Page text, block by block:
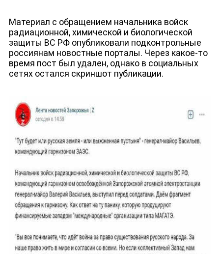
ДЕПУТАТЫ К СЪЕЗДУ
Материал с обращением начальника войск
радиационной, химической и биологической
защиты ВС РФ опубликовали подконтрольные
россиянам новостные порталы. Через какое-то
время пост был удален, однако в социальных
сетях остался скриншот публикации.